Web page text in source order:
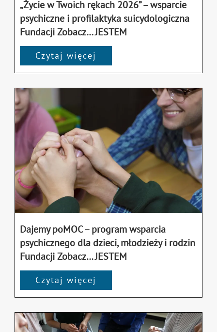
„Życie w Twoich rękach 2026” – wsparcie
psychiczne i profilaktyka suicydologiczna
Fundacji Zobacz… JESTEM
Czytaj więcej
Dajemy poMOC – program wsparcia
psychicznego dla dzieci, młodzieży i rodzin
Fundacji Zobacz… JESTEM
Czytaj więcej